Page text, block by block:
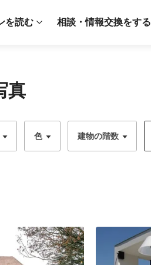
を読む 相談・情報交換をする
真
色 建物の階数